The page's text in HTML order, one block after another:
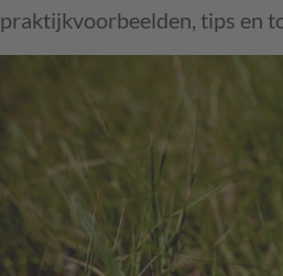
praktijkvoorbeelden, tips en